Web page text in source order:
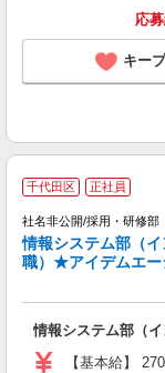
応
キー
千代田区 正社員
社名非公開/採用・研修部
情報システム部（
職）★アイデムエー
情報システム部（イ
【基本給】